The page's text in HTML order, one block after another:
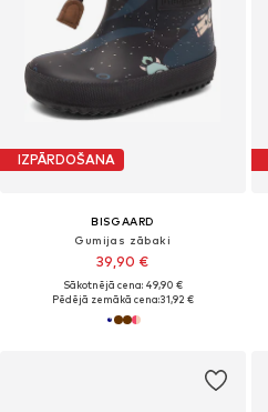
IZPĀRDOŠANA
BISGAARD
Gumijas zābaki
39,90 €
Sākotnējā cena: 49,90 €
Pēdējā zemākā cena:31,92 €